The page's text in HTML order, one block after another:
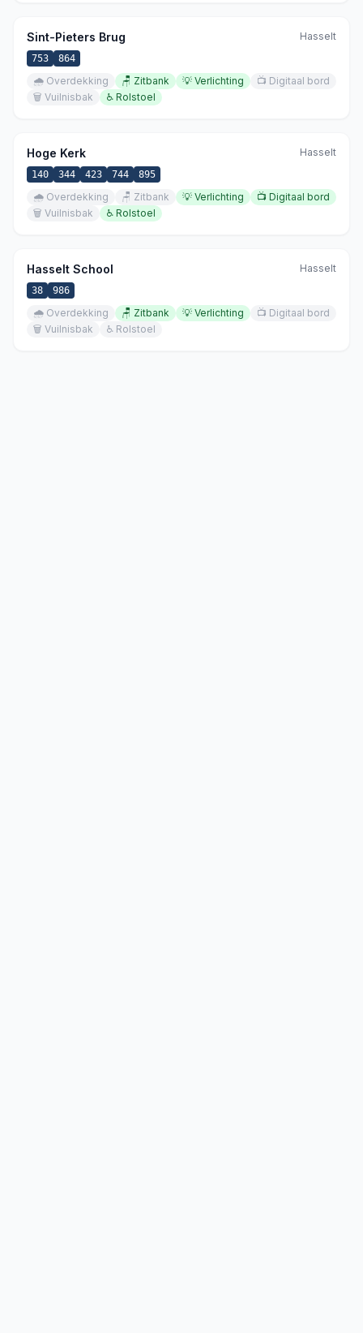
Sint-Pieters Brug Hasselt
753 864
🌧️ Overdekking 🪑 Zitbank 💡 Verlichting 📺 Digitaal bord
🗑️ Vuilnisbak ♿ Rolstoel
Hoge Kerk Hasselt
140 344 423 744 895
🌧️ Overdekking 🪑 Zitbank 💡 Verlichting 📺 Digitaal bord
🗑️ Vuilnisbak ♿ Rolstoel
Hasselt School Hasselt
38 986
🌧️ Overdekking 🪑 Zitbank 💡 Verlichting 📺 Digitaal bord
🗑️ Vuilnisbak ♿ Rolstoel